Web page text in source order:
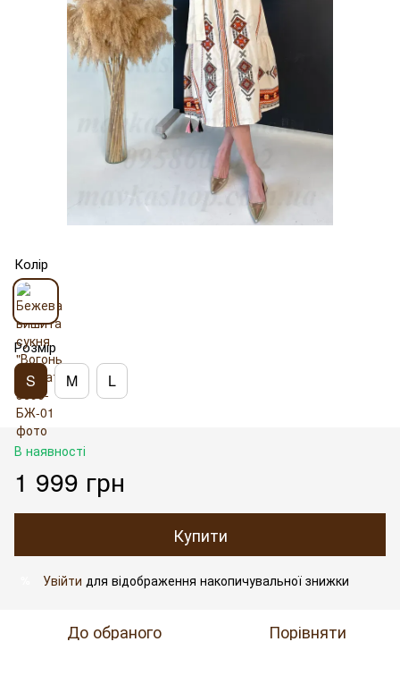
Колір
Розмір
S M L
В наявності
1 999 грн
Купити
Увійти для відображення накопичувальної знижки
До обраного Порівняти